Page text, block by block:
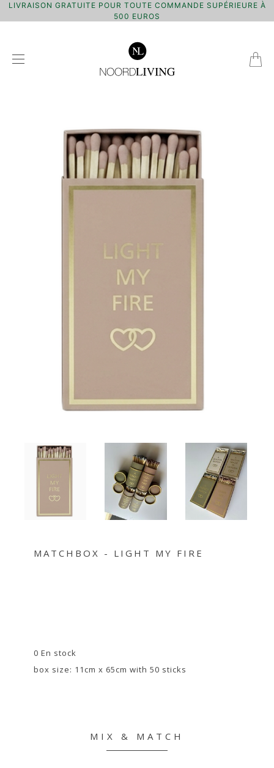
LIVRAISON GRATUITE POUR TOUTE COMMANDE SUPÉRIEURE À
500 EUROS
MATCHBOX - LIGHT MY FIRE
0 En stock
box size: 11cm x 65cm with 50 sticks
MIX & MATCH